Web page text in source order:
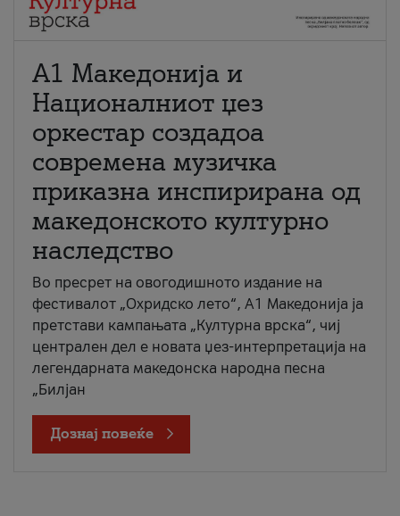
А1 Македонија и
Националниот џез
оркестар создадоа
современа музичка
приказна инспирирана од
македонското културно
наследство
Во пресрет на овогодишното издание на
фестивалот „Охридско лето“, А1 Македонија ја
претстави кампањата „Културна врска“, чиј
централен дел е новата џез-интерпретација на
легендарната македонска народна песна
„Билјан
Дознај повеќе